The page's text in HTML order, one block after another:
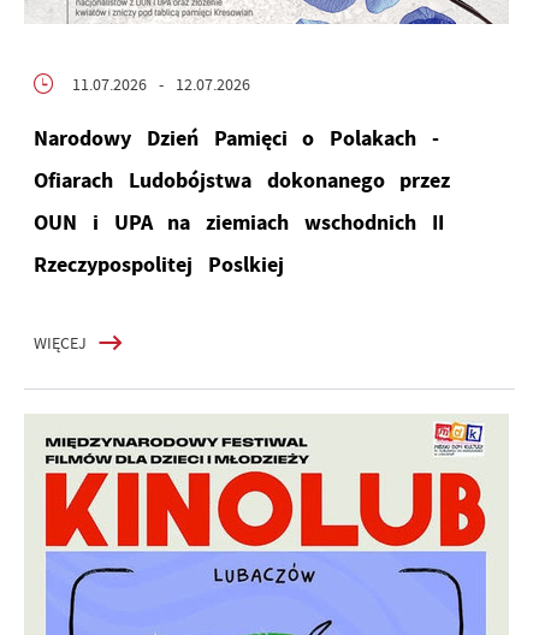
11.07.2026 - 12.07.2026
Narodowy Dzień Pamięci o Polakach -
Ofiarach Ludobójstwa dokonanego przez
OUN i UPA na ziemiach wschodnich II
Rzeczypospolitej Poslkiej
WIĘCEJ